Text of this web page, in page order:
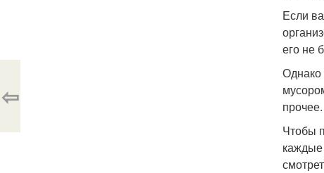
Если
его не
Однако
Чтобы
каждые
⇦